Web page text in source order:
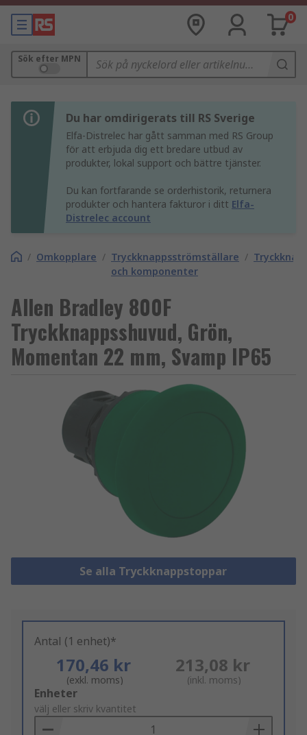
0
Sök efter MPN
Du har omdirigerats till RS Sverige
Elfa-Distrelec har gått samman med RS Group
för att erbjuda dig ett bredare utbud av
produkter, lokal support och bättre tjänster.
Du kan fortfarande se orderhistorik, returnera
produkter och hantera fakturor i ditt Elfa-
Distrelec account
/ Omkopplare / Tryckknappsströmställare
och komponenter
/
Allen Bradley 800F
Tryckknappsshuvud, Grön,
Momentan 22 mm, Svamp IP65
Se alla Tryckknappstoppar
Antal (1 enhet)*
170,46 kr
(exkl. moms)
213,08 kr
(inkl. moms)
Add
to
Basket
Enheter
välj eller skriv kvantitet